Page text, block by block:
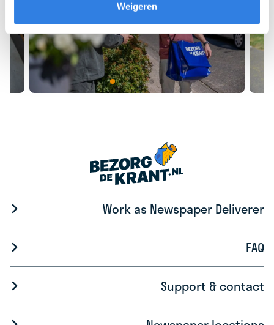
Weigeren
Work as Newspaper Deliverer
FAQ
Support & contact